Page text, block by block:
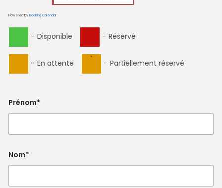
Powered by Booking Calendar
- Disponible - Réservé
- En attente
·
- Partiellement réservé
Prénom*
Nom*